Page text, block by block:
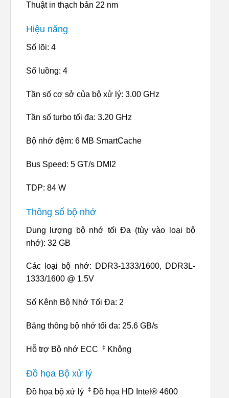
Thuật in thạch bản 22 nm
Hiệu năng
Số lõi: 4
Số luồng: 4
Tần số cơ sở của bộ xử lý: 3.00 GHz
Tần số turbo tối đa: 3.20 GHz
Bộ nhớ đệm: 6 MB SmartCache
Bus Speed: 5 GT/s DMI2
TDP: 84 W
Thông số bộ nhớ
Dung lượng bộ nhớ tối Đa (tùy vào loại bộ
nhớ): 32 GB
Các loại bộ nhớ: DDR3-1333/1600, DDR3L-
1333/1600 @ 1.5V
Số Kênh Bộ Nhớ Tối Đa: 2
Băng thông bộ nhớ tối đa: 25.6 GB/s
Hỗ trợ Bộ nhớ ECC ‡ Không
Đồ họa Bộ xử lý
Đồ họa bộ xử lý ‡ Đồ họa HD Intel® 4600